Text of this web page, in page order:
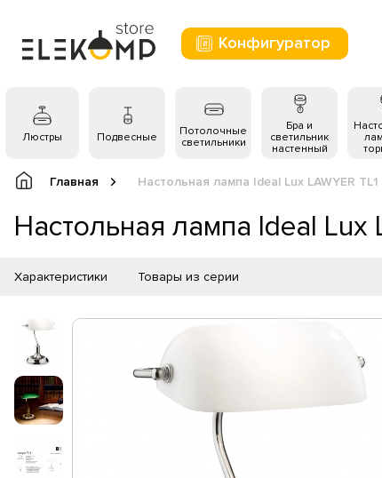
Конфигуратор
Люстры Подвесные
Потолочные
светильники
Бра и
светильник
настенный
Главная Настольная лампа Ideal Lux LAWYER
Настольная лампа Ideal Lux
Характеристики Товары из серии